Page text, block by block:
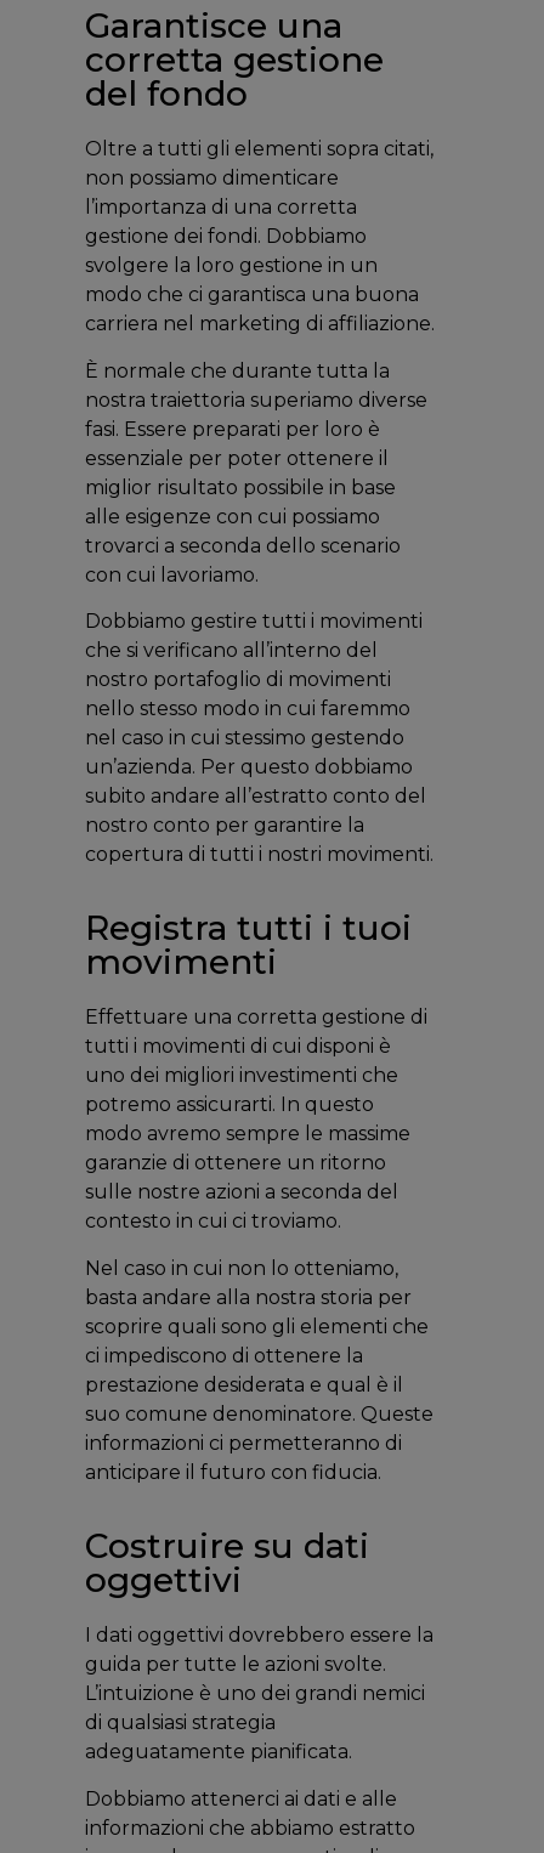
Garantisce una
corretta gestione
del fondo
Oltre a tutti gli elementi sopra citati,
non possiamo dimenticare
l’importanza di una corretta
gestione dei fondi. Dobbiamo
svolgere la loro gestione in un
modo che ci garantisca una buona
carriera nel marketing di affiliazione.
È normale che durante tutta la
nostra traiettoria superiamo diverse
fasi. Essere preparati per loro è
essenziale per poter ottenere il
miglior risultato possibile in base
alle esigenze con cui possiamo
trovarci a seconda dello scenario
con cui lavoriamo.
Dobbiamo gestire tutti i movimenti
che si verificano all’interno del
nostro portafoglio di movimenti
nello stesso modo in cui faremmo
nel caso in cui stessimo gestendo
un’azienda. Per questo dobbiamo
subito andare all’estratto conto del
nostro conto per garantire la
copertura di tutti i nostri movimenti.
Registra tutti i tuoi
movimenti
Effettuare una corretta gestione di
tutti i movimenti di cui disponi è
uno dei migliori investimenti che
potremo assicurarti. In questo
modo avremo sempre le massime
garanzie di ottenere un ritorno
sulle nostre azioni a seconda del
contesto in cui ci troviamo.
Nel caso in cui non lo otteniamo,
basta andare alla nostra storia per
scoprire quali sono gli elementi che
ci impediscono di ottenere la
prestazione desiderata e qual è il
suo comune denominatore. Queste
informazioni ci permetteranno di
anticipare il futuro con fiducia.
Costruire su dati
oggettivi
I dati oggettivi dovrebbero essere la
guida per tutte le azioni svolte.
L’intuizione è uno dei grandi nemici
di qualsiasi strategia
adeguatamente pianificata.
Dobbiamo attenerci ai dati e alle
informazioni che abbiamo estratto